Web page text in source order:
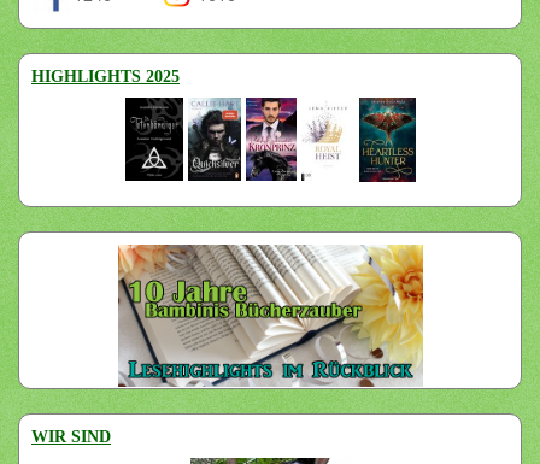
HIGHLIGHTS 2025
WIR SIND